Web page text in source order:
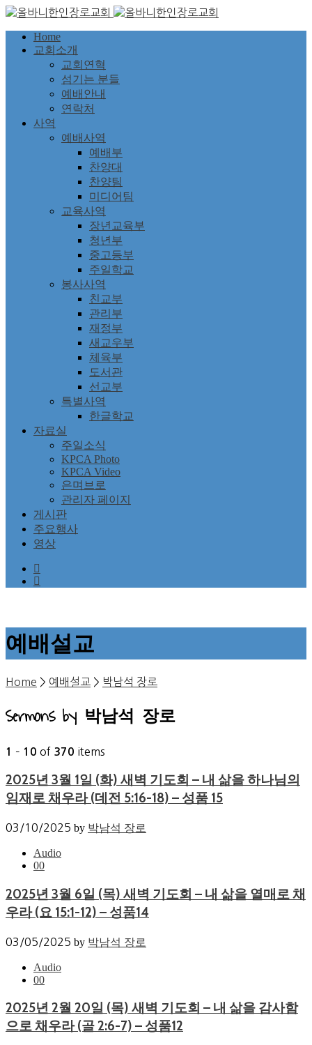
Home
교회소개
교회연혁
섬기는 분들
예배안내
연락처
사역
예배사역
예배부
찬양대
찬양팀
미디어팀
교육사역
장년교육부
청년부
중고등부
주일학교
봉사사역
친교부
관리부
재정부
새교우부
체육부
도서관
선교부
특별사역
한글학교
자료실
주일소식
KPCA Photo
KPCA Video
은며브로
관리자 페이지
게시판
주요행사
영상
예배설교
Home > 예배설교 > 박남석 장로
Sermons by 박남석 장로
1 – 10 of 370 items
2025년 3월 1일 (화) 새벽 기도회 – 내 삶을 하나님의
임재로 채우라 (데전 5:16-18) – 성품 15
03/10/2025 by 박남석 장로
Audio
00
2025년 3월 6일 (목) 새벽 기도회 – 내 삶을 열매로 채
우라 (요 15:1-12) – 성품14
03/05/2025 by 박남석 장로
Audio
00
2025년 2월 20일 (목) 새벽 기도회 – 내 삶을 감사함
으로 채우라 (골 2:6-7) – 성품12